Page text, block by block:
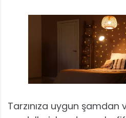
Tarzınıza uygun şamdan